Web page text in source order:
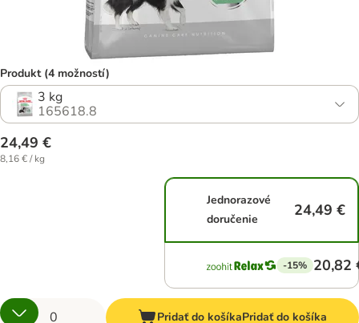
Produkt (4 možností)
3 kg
165618.8
24,49 €
8,16 € / kg
Jednorazové
doručenie
24,49 €
-15% 20,82
Pridať do košíkaPridať do košíka